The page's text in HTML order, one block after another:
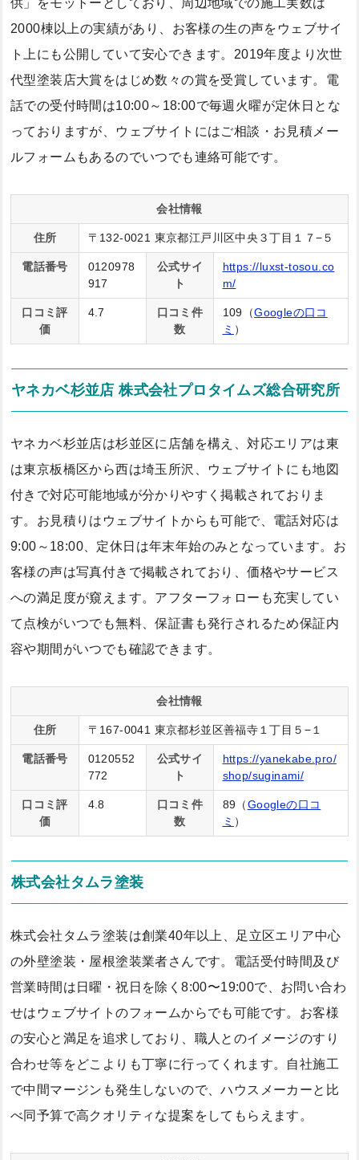
供」をモットーとしており、周辺地域での施工実数は
2000棟以上の実績があり、お客様の生の声をウェブサイ
ト上にも公開していて安心できます。2019年度より次世
代型塗装店大賞をはじめ数々の賞を受賞しています。電
話での受付時間は10:00～18:00で毎週火曜が定休日とな
っておりますが、ウェブサイトにはご相談・お見積メー
ルフォームもあるのでいつでも連絡可能です。
会社情報
住所 〒132-0021 東京都江戸川区中央３丁目１７−５
電話番号
0120978
917
公式サイ
ト
https://luxst-tosou.co
m/
口コミ評
価
4.7
口コミ件
数
109（Googleの口コ
ミ ）
ヤネカベ杉並店 株式会社プロタイムズ総合研究所
ヤネカベ杉並店は杉並区に店舗を構え、対応エリアは東
は東京板橋区から西は埼玉所沢、ウェブサイトにも地図
付きで対応可能地域が分かりやすく掲載されておりま
す。お見積りはウェブサイトからも可能で、電話対応は
9:00～18:00、定休日は年末年始のみとなっています。お
客様の声は写真付きで掲載されており、価格やサービス
への満足度が窺えます。アフターフォローも充実してい
て点検がいつでも無料、保証書も発行されるため保証内
容や期間がいつでも確認できます。
会社情報
住所 〒167-0041 東京都杉並区善福寺１丁目５−１
電話番号
0120552
772
公式サイ
ト
https://yanekabe.pro/
shop/suginami/
口コミ評
価
4.8
口コミ件
数
89（Googleの口コ
ミ ）
株式会社タムラ塗装
株式会社タムラ塗装は創業40年以上、足立区エリア中心
の外壁塗装・屋根塗装業者さんです。電話受付時間及び
営業時間は日曜・祝日を除く8:00〜19:00で、お問い合わ
せはウェブサイトのフォームからでも可能です。お客様
の安心と満足を追求しており、職人とのイメージのすり
合わせ等をどこよりも丁寧に行ってくれます。自社施工
で中間マージンも発生しないので、ハウスメーカーと比
べ同予算で高クオリティな提案をしてもらえます。